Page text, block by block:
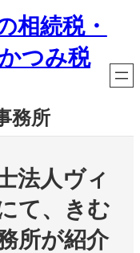
相続税・
つみ税
務所
法人ヴィ
て、きむ
所が紹介